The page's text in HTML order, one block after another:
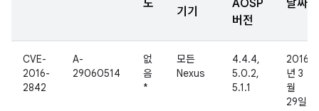
도
기기
AOSP
버전
날짜
CVE-
2016-
2842
A-
29060514
없
음
*
모든
Nexus
4.4.4,
5.0.2,
5.1.1
2016
년 3
월
29일